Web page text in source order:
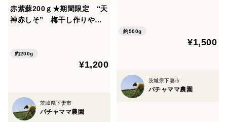
赤紫蘇200ｇ★期間限定 “天
神赤しそ” 梅干し作りや紫
約200g
¥1,200
茨城県下妻市
パチャママ農園
約500g
¥1,500
茨城県下妻市
パチャママ農園